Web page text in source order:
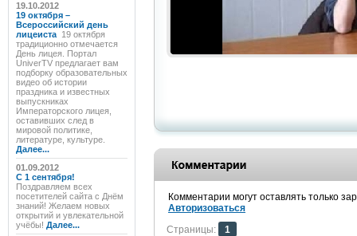
19.10.2012
19 октября –
Всероссийский день
лицеиста 19 октября
традиционно отмечается
День лицея. Портал
UniverTV предлагает вам
подборку образовательных
видео об истории
праздника и известных
выпускниках
Императорского лицея,
оставивших след в
мировой политике,
литературе, культуре.
Далее...
01.09.2012
C 1 сентября!
Поздравляем всех
посетителей сайта с Днём
знаний! Желаем новых
открытий и увлекательной
учёбы! Далее...
Комментарии могут оставлять только
Авторизоваться
Страницы:
1